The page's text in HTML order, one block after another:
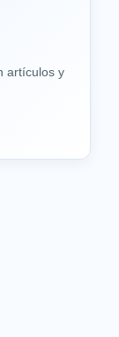
artículos y